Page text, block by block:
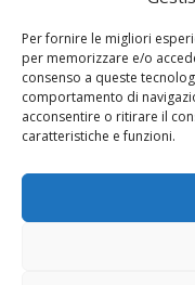
Per fornire le migliori
per memorizzare e/o
consenso a queste
comportamento di
acconsentire o ritirare il
caratteristiche e funzioni.